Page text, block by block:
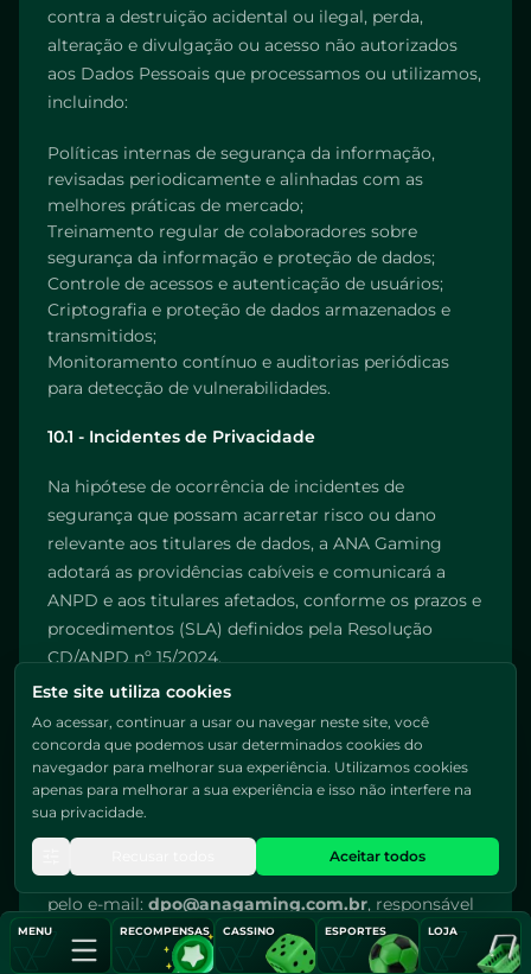
contra a destruição acidental ou ilegal, perda,
alteração e divulgação ou acesso não autorizados
aos Dados Pessoais que processamos ou utilizamos,
incluindo:
Políticas internas de segurança da informação,
revisadas periodicamente e alinhadas com as
melhores práticas de mercado;
Treinamento regular de colaboradores sobre
segurança da informação e proteção de dados;
Controle de acessos e autenticação de usuários;
Criptografia e proteção de dados armazenados e
transmitidos;
Monitoramento contínuo e auditorias periódicas
para detecção de vulnerabilidades.
10.1 - Incidentes de Privacidade
Na hipótese de ocorrência de incidentes de
segurança que possam acarretar risco ou dano
relevante aos titulares de dados, a ANA Gaming
adotará as providências cabíveis e comunicará a
ANPD e aos titulares afetados, conforme os prazos e
procedimentos (SLA) definidos pela Resolução
CD/ANPD nº 15/2024.
(DPO)
A ANA Gaming informa que, em conformidade com
a Resolução CD/ANPD nº 18/2024, disponibilizamos
dois meios de contato com o Encarregado de
Dados Pessoais (DPO):Canal de Privacidadeou
pelo e-mail: dpo@anagaming.com.br, responsável
por atuar como meio de comunicação entre o
titular dos dados, a ANA Gaming e a Autoridade
MENU RECOMPENSAS CASSINO ESPORTES LOJA
Este site utiliza cookies
Ao acessar, continuar a usar ou navegar neste site, você
concorda que podemos usar determinados cookies do
navegador para melhorar sua experiência. Utilizamos cookies
apenas para melhorar a sua experiência e isso não interfere na
sua privacidade.
Aceitar todos